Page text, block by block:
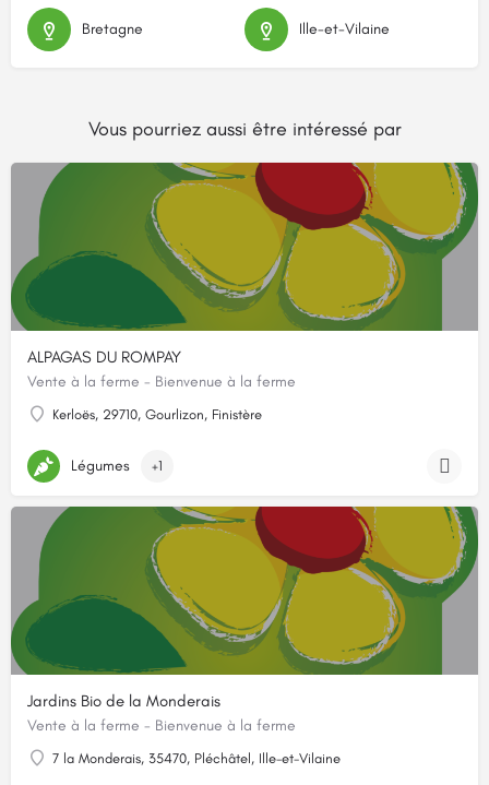
Bretagne Ille-et-Vilaine
Vous pourriez aussi être intéressé par
ALPAGAS DU ROMPAY
Vente à la ferme - Bienvenue à la ferme
Kerloës, 29710, Gourlizon, Finistère
Légumes +1
Jardins Bio de la Monderais
Vente à la ferme - Bienvenue à la ferme
7 la Monderais, 35470, Pléchâtel, Ille-et-Vilaine